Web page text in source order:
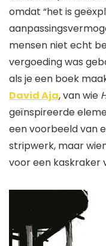
omdat “het is
mensen niet echt
vergoeding was
als je een boek
David Aja, van wie
geïnspireerde
een voorbeeld van
stripwerk, maar
voor een kaskraker